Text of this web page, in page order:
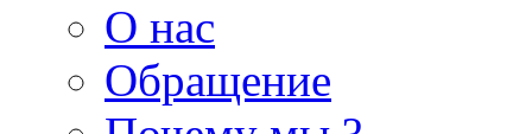
О нас
Обращение